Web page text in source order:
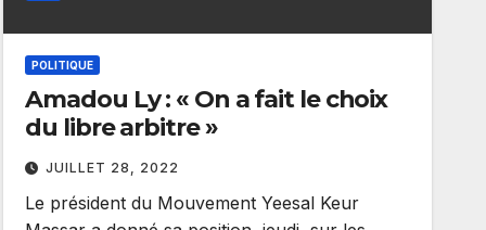
POLITIQUE
Amadou Ly : « On a fait le choix
du libre arbitre »
JUILLET 28, 2022
Le président du Mouvement Yeesal Keur